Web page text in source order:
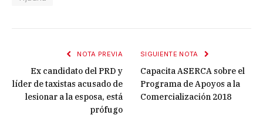
NOTA PREVIA
Ex candidato del PRD y
líder de taxistas acusado de
lesionar a la esposa, está
prófugo
SIGUIENTE NOTA
Capacita ASERCA sobre el
Programa de Apoyos a la
Comercialización 2018